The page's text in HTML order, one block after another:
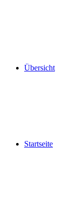
Übersicht
Startseite